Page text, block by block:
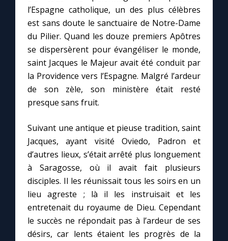
Prier au quotidien
Avec Thérèse de Lisieux
L'Évangile chaque jour
Les premiers samedis du mois
Marie qui défait les nœuds
Me consacrer à Jésus par Marie
Mes intentions de prière
Une Minute avec Marie
l’Espagne catholique, un des plus célèbres
est sans doute le sanctuaire de Notre-Dame
du Pilier. Quand les douze premiers Apôtres
se dispersèrent pour évangéliser le monde,
saint Jacques le Majeur avait été conduit par
la Providence vers l’Espagne. Malgré l’ardeur
de son zèle, son ministère était resté
presque sans fruit.
Suivant une antique et pieuse tradition, saint
Jacques, ayant visité Oviedo, Padron et
d’autres lieux, s’était arrêté plus longuement
à Saragosse, où il avait fait plusieurs
disciples. Il les réunissait tous les soirs en un
lieu agreste ; là il les instruisait et les
entretenait du royaume de Dieu. Cependant
le succès ne répondait pas à l’ardeur de ses
désirs, car lents étaient les progrès de la